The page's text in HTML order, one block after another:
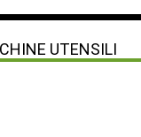
UTENSILI